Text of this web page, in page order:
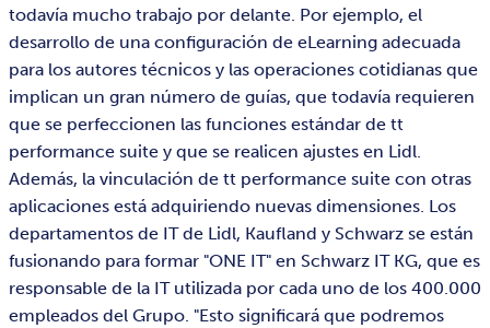
todavía mucho trabajo por delante. Por ejemplo, el
desarrollo de una configuración de eLearning adecuada
para los autores técnicos y las operaciones cotidianas que
implican un gran número de guías, que todavía requieren
que se perfeccionen las funciones estándar de tt
performance suite y que se realicen ajustes en Lidl.
Además, la vinculación de tt performance suite con otras
aplicaciones está adquiriendo nuevas dimensiones. Los
departamentos de IT de Lidl, Kaufland y Schwarz se están
fusionando para formar "ONE IT" en Schwarz IT KG, que es
responsable de la IT utilizada por cada uno de los 400.000
empleados del Grupo. "Esto significará que podremos